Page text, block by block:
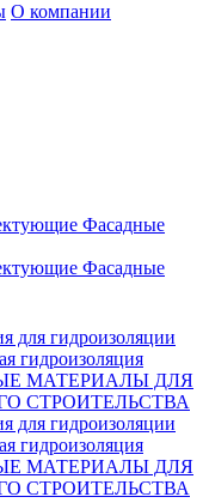
О компании
Фасадные
Фасадные
для гидроизоляции
гидроизоляция
МАТЕРИАЛЫ ДЛЯ
СТРОИТЕЛЬСТВА
для гидроизоляции
гидроизоляция
МАТЕРИАЛЫ ДЛЯ
СТРОИТЕЛЬСТВА